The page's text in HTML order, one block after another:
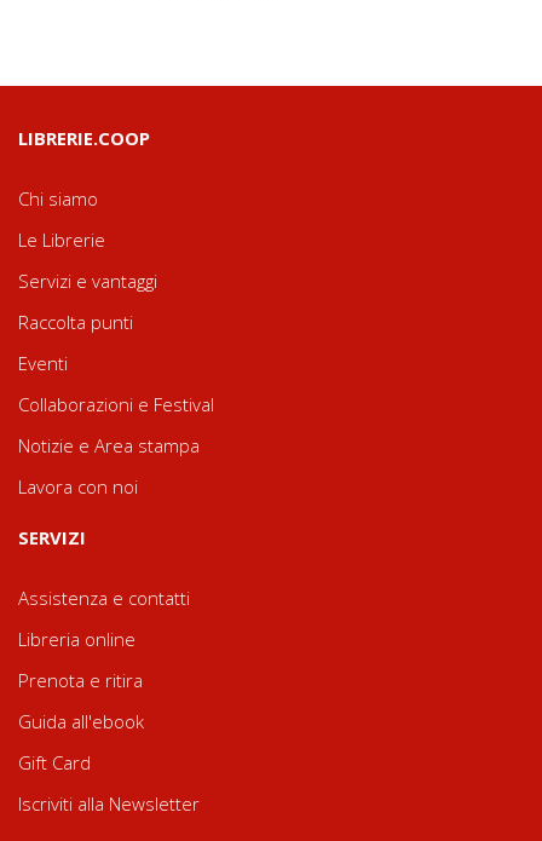
LIBRERIE.COOP
Chi siamo
Le Librerie
Servizi e vantaggi
Raccolta punti
Eventi
Collaborazioni e Festival
Notizie e Area stampa
Lavora con noi
SERVIZI
Assistenza e contatti
Libreria online
Prenota e ritira
Guida all'ebook
Gift Card
Iscriviti alla Newsletter